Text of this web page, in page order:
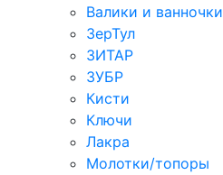
Валики и ванночки
ЗерТул
ЗИТАР
ЗУБР
Кисти
Ключи
Лакра
Молотки/топоры